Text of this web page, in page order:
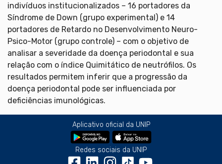
indivíduos institucionalizados – 16 portadores da
Síndrome de Down (grupo experimental) e 14
portadores de Retardo no Desenvolvimento Neuro-
Psico-Motor (grupo controle) – com o objetivo de
analisar a severidade da doença periodontal e sua
relação com o índice Quimitático de neutrófilos. Os
resultados permitem inferir que a progressão da
doença periodontal pode ser influenciada por
deficiências imunológicas.
Aplicativo oficial da UNIP
Redes sociais da UNIP